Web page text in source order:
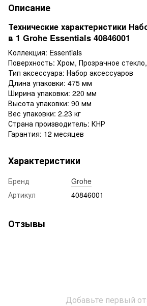
Описание
Технические характеристики
в 1 Grohe Essentials 40846001
Коллекция: Essentials
Поверхность: Хром, Прозрачное
Тип аксессуара: Набор аксессуаров
Длина упаковки: 475 мм
Ширина упаковки: 220 мм
Высота упаковки: 90 мм
Вес упаковки: 2.23 кг
Страна производитель: КНР
Гарантия: 12 месяцев
Характеристики
Бренд
Grohe
Артикул
40846001
Отзывы
Добавьте первый